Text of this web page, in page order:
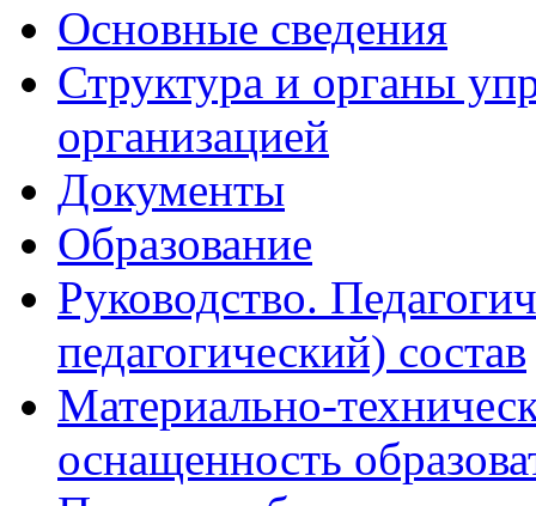
Основные сведения
Структура и органы
организацией
Документы
Образование
Руководство.
педагогический) состав
Материально-
оснащенность